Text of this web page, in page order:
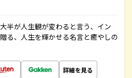
半が人生観が変わると言う、イン
る、人生を輝かせる名言と癒やしの
詳細を見る